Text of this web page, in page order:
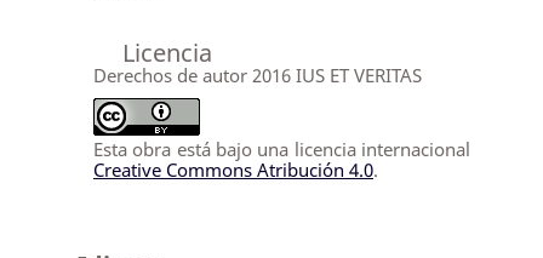
Licencia
Derechos de autor 2016 IUS ET VERITAS
Esta obra está bajo una licencia internacional
Creative Commons Atribución 4.0.